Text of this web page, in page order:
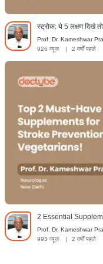
स्ट्रोक: ये 5 लक्षण दिखे
Prof. Dr. Kameshwar
926 व्यूज़
| 2 वर्षों पहले
2 Essential
Prof. Dr. Kameshwar
993 व्यूज़
| 2 वर्षों पहले